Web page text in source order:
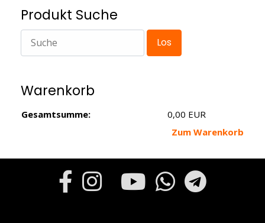
Produkt Suche
Warenkorb
Gesamtsumme:
0,00 EUR
Zum Warenkorb